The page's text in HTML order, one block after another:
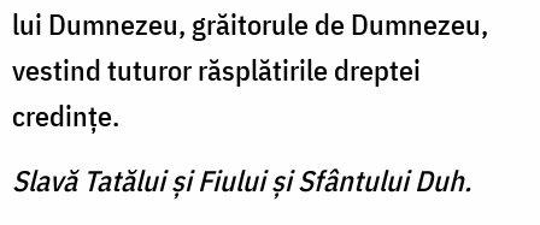
lui Dumnezeu, grăitorule de Dumnezeu,
vestind tuturor răsplătirile dreptei
credinţe.
Slavă Tatălui şi Fiului şi Sfântului Duh.